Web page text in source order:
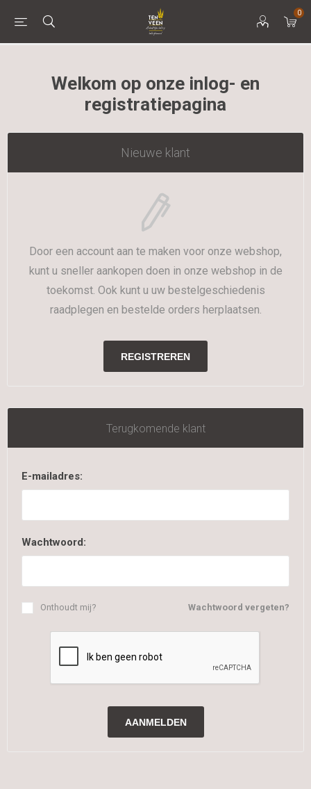
0
Welkom op onze inlog- en
registratiepagina
Nieuwe klant
Door een account aan te maken voor onze webshop,
kunt u sneller aankopen doen in onze webshop in de
toekomst. Ook kunt u uw bestelgeschiedenis
raadplegen en bestelde orders herplaatsen.
Terugkomende klant
E-mailadres:
Wachtwoord:
Wachtwoord vergeten?
Onthoudt mij?